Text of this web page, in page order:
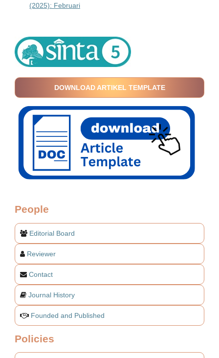
(2025): Februari
DOWNLOAD ARTIKEL TEMPLATE
People
Editorial Board
Reviewer
Contact
Journal History
Founded and Published
Policies